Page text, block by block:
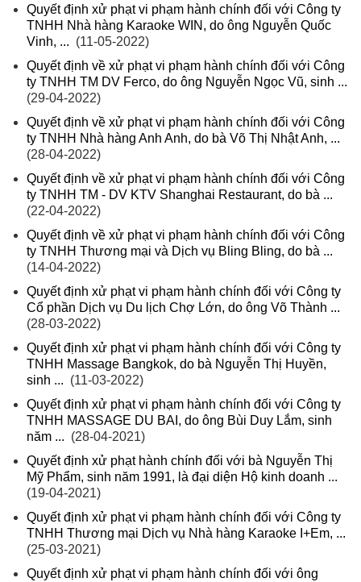
Quyết định xử phạt vi phạm hành chính đối với Công ty
TNHH Nhà hàng Karaoke WIN, do ông Nguyễn Quốc
Vinh, ... (11-05-2022)
Quyết định về xử phạt vi phạm hành chính đối với Công
ty TNHH TM DV Ferco, do ông Nguyễn Ngọc Vũ, sinh ...
(29-04-2022)
Quyết định về xử phạt vi phạm hành chính đối với Công
ty TNHH Nhà hàng Anh Anh, do bà Võ Thị Nhật Anh, ...
(28-04-2022)
Quyết định về xử phạt vi phạm hành chính đối với Công
ty TNHH TM - DV KTV Shanghai Restaurant, do bà ...
(22-04-2022)
Quyết định về xử phạt vi phạm hành chính đối với Công
ty TNHH Thương mại và Dịch vụ Bling Bling, do bà ...
(14-04-2022)
Quyết định xử phạt vi phạm hành chính đối với Công ty
Cổ phần Dịch vụ Du lịch Chợ Lớn, do ông Võ Thành ...
(28-03-2022)
Quyết định xử phạt vi phạm hành chính đối với Công ty
TNHH Massage Bangkok, do bà Nguyễn Thị Huyền,
sinh ... (11-03-2022)
Quyết định xử phạt vi phạm hành chính đối với Công ty
TNHH MASSAGE DU BAI, do ông Bùi Duy Lắm, sinh
năm ... (28-04-2021)
Quyết định xử phạt hành chính đối với bà Nguyễn Thị
Mỹ Phẩm, sinh năm 1991, là đại diện Hộ kinh doanh ...
(19-04-2021)
Quyết định xử phạt vi phạm hành chính đối với Công ty
TNHH Thương mại Dịch vụ Nhà hàng Karaoke I+Em, ...
(25-03-2021)
Quyết định xử phạt vi phạm hành chính đối với ông